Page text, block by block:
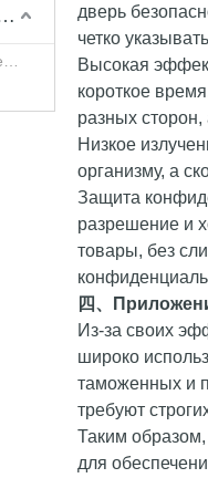
продукты
дверь
четко
Высокая
короткое
разных
Низкое
организму, а
Защита
разрешение и
товары, без
四、
Из-за своих
широко
таможенных и
требуют
Таким
для